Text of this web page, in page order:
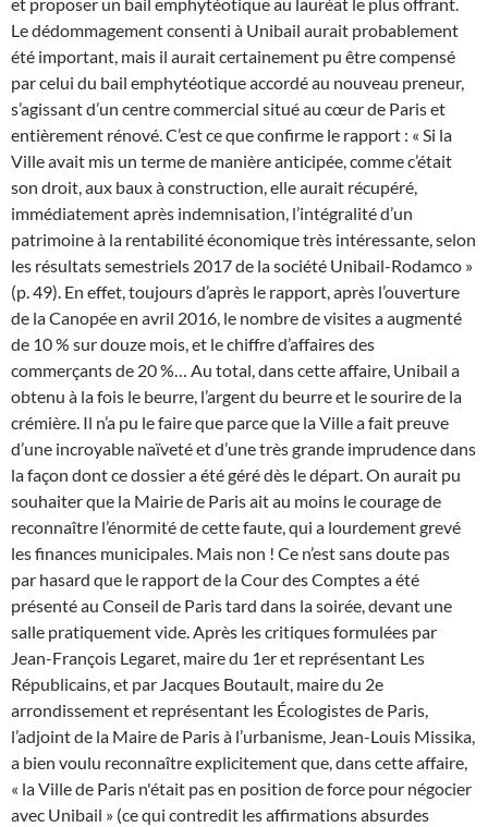
Le dédommagement consenti à Unibail aurait probablement
été important, mais il aurait certainement pu être compensé
par celui du bail emphytéotique accordé au nouveau preneur,
s’agissant d’un centre commercial situé au cœur de Paris et
entièrement rénové. C’est ce que confirme le rapport : « Si la
Ville avait mis un terme de manière anticipée, comme c’était
son droit, aux baux à construction, elle aurait récupéré,
immédiatement après indemnisation, l’intégralité d’un
patrimoine à la rentabilité économique très intéressante, selon
les résultats semestriels 2017 de la société Unibail-Rodamco »
(p. 49). En effet, toujours d’après le rapport, après l’ouverture
de la Canopée en avril 2016, le nombre de visites a augmenté
de 10 % sur douze mois, et le chiffre d’affaires des
commerçants de 20 %… Au total, dans cette affaire, Unibail a
obtenu à la fois le beurre, l’argent du beurre et le sourire de la
crémière. Il n’a pu le faire que parce que la Ville a fait preuve
d’une incroyable naïveté et d’une très grande imprudence dans
la façon dont ce dossier a été géré dès le départ. On aurait pu
souhaiter que la Mairie de Paris ait au moins le courage de
reconnaître l’énormité de cette faute, qui a lourdement grevé
les finances municipales. Mais non ! Ce n’est sans doute pas
par hasard que le rapport de la Cour des Comptes a été
présenté au Conseil de Paris tard dans la soirée, devant une
salle pratiquement vide. Après les critiques formulées par
Jean-François Legaret, maire du 1er et représentant Les
Républicains, et par Jacques Boutault, maire du 2e
arrondissement et représentant les Écologistes de Paris,
l’adjoint de la Maire de Paris à l’urbanisme, Jean-Louis Missika,
a bien voulu reconnaître explicitement que, dans cette affaire,
« la Ville de Paris n'était pas en position de force pour négocier
avec Unibail » (ce qui contredit les affirmations absurdes